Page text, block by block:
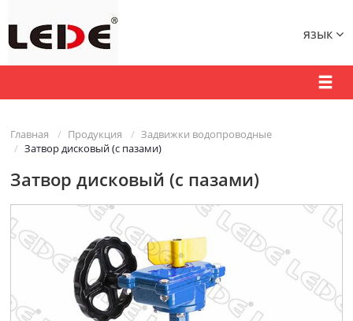
язык
Главная Продукция
Задвижки водопроводные
Затвор дисковый (с пазами)
Затвор дисковый (с пазами)